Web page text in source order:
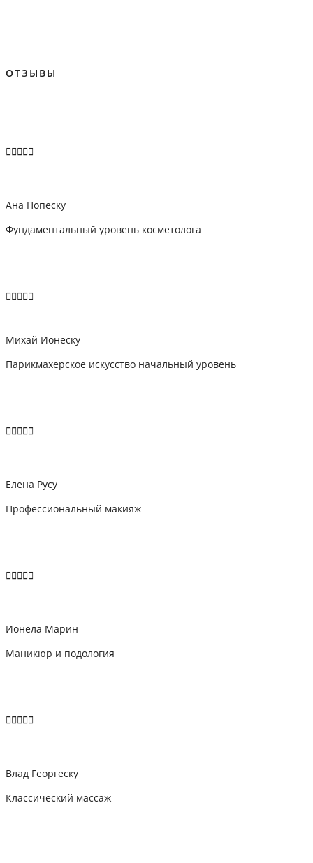
ОТЗЫВЫ

Ана Попеску
Фундаментальный уровень косметолога

Михай Ионеску
Парикмахерское искусство начальный уровень

Елена Русу
Профессиональный макияж

Ионела Марин
Маникюр и подология

Влад Георгеску
Классический массаж